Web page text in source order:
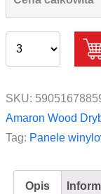
SKU:
Amaron Wood
Tag: Panele
Opis